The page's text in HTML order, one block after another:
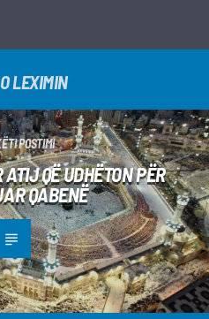
LEXIMIN
POSTIMI
QË UDHËTON PËR
QABENË